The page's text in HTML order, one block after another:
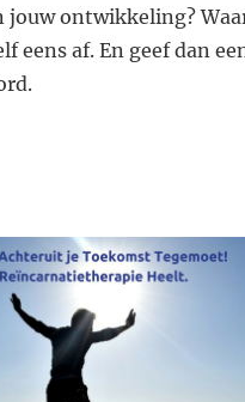
jouw ontwikkeling?
eens af. En geef dan